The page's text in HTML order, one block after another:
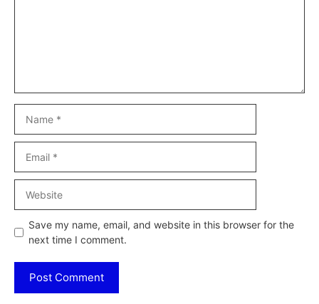
Save my name, email, and website in this browser for the
next time I comment.